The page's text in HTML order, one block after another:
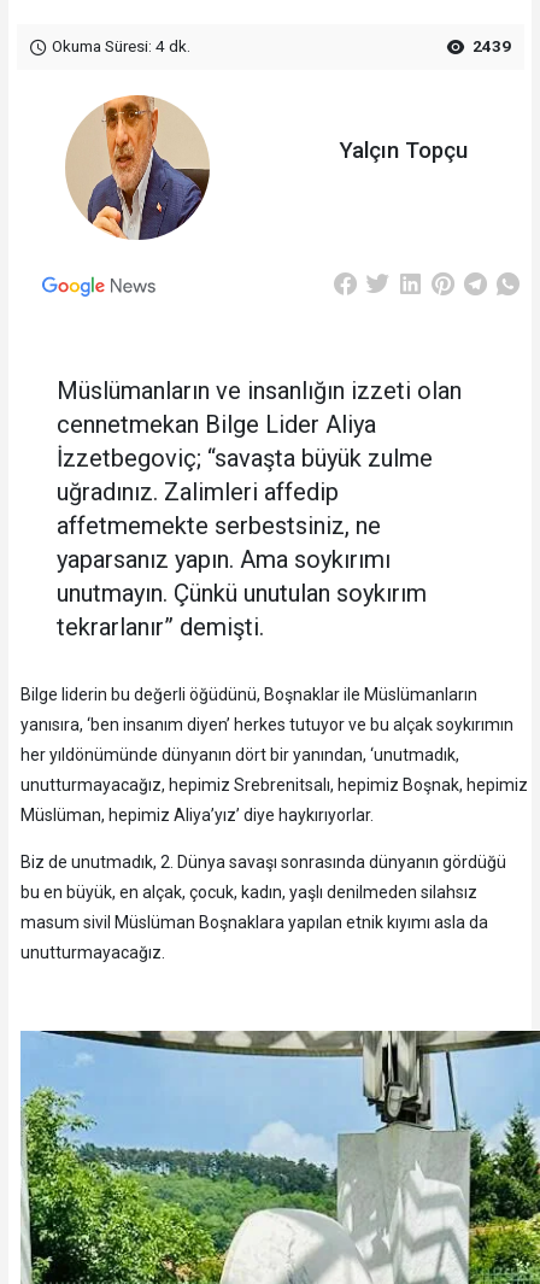
Okuma Süresi: 4 dk. 2439
Yalçın Topçu
Müslümanların ve insanlığın izzeti olan
cennetmekan Bilge Lider Aliya
İzzetbegoviç; “savaşta büyük zulme
uğradınız. Zalimleri affedip
affetmemekte serbestsiniz, ne
yaparsanız yapın. Ama soykırımı
unutmayın. Çünkü unutulan soykırım
tekrarlanır” demişti.
Bilge liderin bu değerli öğüdünü, Boşnaklar ile Müslümanların
yanısıra, ‘ben insanım diyen’ herkes tutuyor ve bu alçak soykırımın
her yıldönümünde dünyanın dört bir yanından, ‘unutmadık,
unutturmayacağız, hepimiz Srebrenitsalı, hepimiz Boşnak, hepimiz
Müslüman, hepimiz Aliya’yız’ diye haykırıyorlar.
Biz de unutmadık, 2. Dünya savaşı sonrasında dünyanın gördüğü
bu en büyük, en alçak, çocuk, kadın, yaşlı denilmeden silahsız
masum sivil Müslüman Boşnaklara yapılan etnik kıyımı asla da
unutturmayacağız.